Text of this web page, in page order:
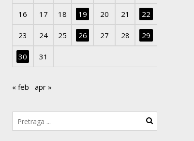
16 17 18 19 20 21 22
23 24 25 26 27 28 29
30 31
« feb apr »